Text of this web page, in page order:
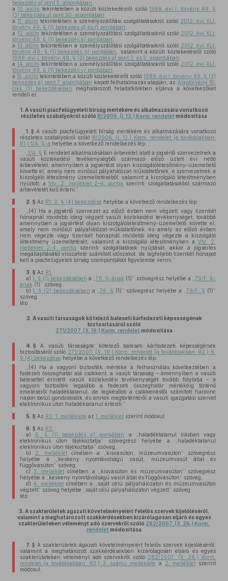
bekezdés a) pont 5. alpontjában
a10. alcím tekintetében a közúti közlekedésről szóló 1988. évi I. törvény 48. §
(3) bekezdés a) pont 30. alpontjában
a 11. alcím tekintetében a személyszállítási szolgáltatásokról szóló 2012. évi XLI.
törvény 49. § (1) bekezdés d) és f) pontjában
a 12. alcím tekintetében a személyszállítási szolgáltatásokról szóló 2012. évi XLI.
törvény 49. § (1) bekezdés k) pontjában
a 13. alcím tekintetében a személyszállítási szolgáltatásokról szóló 2012. évi XLI.
törvény 49. § (1) bekezdés h) pontjában
, valamint a közúti közlekedésről szóló
1988. évi I. törvény 48. § (3) bekezdés a) pont 3. és 5. alpontjában
a 14. alcím tekintetében a személyszállítási szolgáltatásokról szóló 2012. évi XLI.
törvény 49. § (1) bekezdés c) pontjában
a 15. alcím tekintetében a közúti közlekedésről szóló 1988. évi I. törvény 48. § (3)
bekezdés a) pont 7. alpontjában kapott felhatalmazás alapján, az Alaptörvény 15.
cikk (1) bekezdésében meghatározott feladatkörében eljárva a következőket
rendeli el:
1. A vasúti piacfelügyeleti bírság mértékére és alkalmazására vonatkozó
részletes szabályokról szóló 8/2006. (I. 13.) Korm. rendelet módosítása
1. § A vasúti piacfelügyeleti bírság mértékére és alkalmazására vonatkozó
részletes szabályokról szóló 8/2006. (I. 13.) Korm. rendelet (a továbbiakban:
R1.) 1/A. §-a helyébe a következő rendelkezés lép:
1/A. § E rendelet alkalmazásában árbevétel alatt a jogsértő szervezetnek a
vasúti közlekedési tevékenységből származó előző üzleti évi nettó
árbevételét, amennyiben a jogsértést olyan kiszolgálólétesítmény-üzemeltető
követte el, amely nem minősül pályahálózat-működtetőnek, e szervezetnek a
kiszolgáló létesítmény üzemeltetéséből, valamint a kiszolgáló létesítményben
nyújtott, aVtv. 2. melléklet 2–4. pontja szerinti szolgáltatásokból származó
árbevételét kell érteni.”
2. § Az R1. 2. § (4) bekezdése helyébe a következő rendelkezés lép:
„(4) Ha a jogsértő szervezet az előző évben nem végzett vagy tizenkét
hónapnál rövidebb ideig végzett vasúti közlekedési tevékenységet, továbbá
amennyiben a jogsértést olyan kiszolgálólétesítmény-üzemeltető követte el,
amely nem minősül pályahálózat-működtetőnek, és amely az előző évben
nem végezte vagy tizenkét hónapnál rövidebb ideig végezte a kiszolgáló
létesítmény üzemeltetését, valamint a kiszolgáló létesítményben a Vtv. 2.
melléklet 2–4. pontja szerinti szolgáltatások nyújtását, akkor a jogsértés
megállapításától visszafelé számított időszakot, de legfeljebb tizenkét hónapot
kell a piacfelügyeleti bírság szempontjából figyelembe venni.”
3. § Az R1.
a) 1. § (1) bekezdésében a „76. §-ának (1)” szövegrész helyébe a „ 79/F. §-
ának (1)” szöveg,
b) 1. § (2) bekezdésében a „76. § (1)” szövegrész helyébe a „79/F. § (1)”
szöveg
lép.
2. A vasúti társaságok kötelező baleseti kárfedezeti képességének
biztosításáról szóló
271/2007. (X. 19.) Korm. rendelet módosítása
4. § A vasúti társaságok kötelező baleseti kárfedezeti képességének
biztosításáról szóló 271/2007. (X. 19.) Korm. rendelet (a továbbiakban: R2.) 6.
§ (4) bekezdése helyébe a következő rendelkezés lép:
„(4) Ha a vagyoni biztosíték mértéke a felhasználás következtében a
fedezeti összeghatár alá csökkent, a vasúti társaság – amennyiben a vasúti
balesettel érintett vasúti közlekedési tevékenységét tovább folytatja – a
vagyoni biztosíték legalább a fedezeti összeghatár mértékéig történő
emeléséről haladéktalanul, de legkésőbb a csökkenéstől számított harminc
napon belül gondoskodik, és ennek megtörténtéről a vasúti igazgatási szervet
elektronikus úton haladéktalanul értesíti.”
5. § Az R2. 1. melléklete az 1. mellékletszerint módosul.
6. § Az R2.
a)
6. § (1) bekezdésc) pontjában
a „haladéktalanul írásban vagy
elektronikus úton tájékoztatja” szövegrész helyébe a „haladéktalanul
elektronikus úton tájékoztatja” szöveg,
b)
2. mellékletcímében a „kisvasúton, múzeumvasúton” szövegrész
helyébe a „keskeny nyomtávolságú vasút, múzeumvasút által és
függővasúton” szöveg,
c) 3. melléklet címében a „kisvasúton és múzeumvasúton” szövegrész
helyébe a „keskeny nyomtávolságú vasút által és függővasúton” szöveg,
d) 4. mellékletcímében a „saját célú pályahálózaton és múzeumvasúton
végzett” szöveg helyébe „saját célú pályahálózaton végzett” szöveg
lép.
3. A szakterületek ágazati követelményeiért felelős szervek kijelöléséről,
valamint a meghatározott szakkérdésekben kizárólagosan eljáró és egyes
szakterületeken véleményt adó szervekről szóló 282/2007. (X. 26.) Korm.
rendelet módosítása
7. § A szakterületek ágazati követelményeiért felelős szervek kijelöléséről,
valamint a meghatározott szakkérdésekben kizárólagosan eljáró és egyes
szakterületeken véleményt adó szervekről szóló 282/2007. (X. 26.) Korm.
rendelet (a továbbiakban: R3.) 3. számú melléklete a 2. melléklet szerint
módosul.